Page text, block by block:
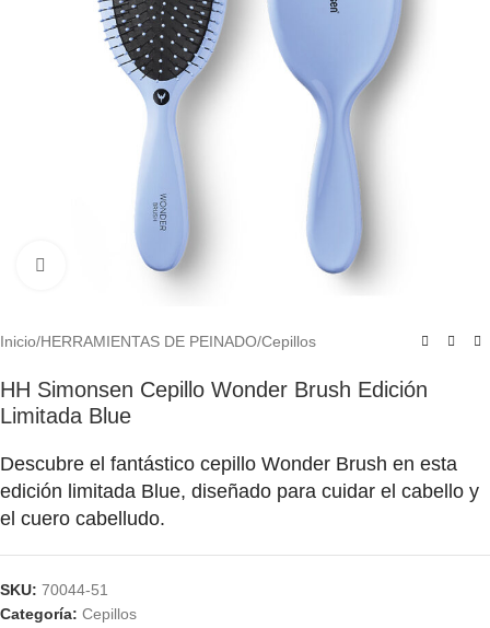
Click to enlarge
Inicio/HERRAMIENTAS DE PEINADO/Cepillos
HH Simonsen Cepillo Wonder Brush Edición
Limitada Blue
Descubre el fantástico cepillo Wonder Brush en esta
edición limitada Blue, diseñado para cuidar el cabello y
el cuero cabelludo.
SKU: 70044-51
Categoría: Cepillos